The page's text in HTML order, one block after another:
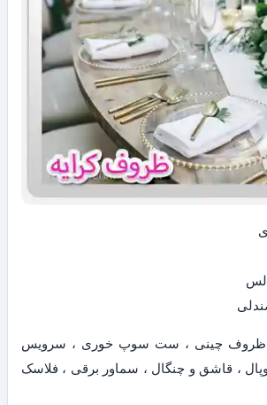
ظروف چینی ، ست سوپ خوری ، سرویس
، قاشق و چنگال ، سماور برقی ، فلاسک